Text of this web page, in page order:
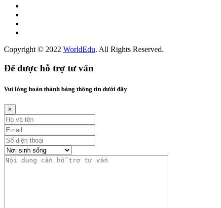
Copyright © 2022 WorldEdu. All Rights Reserved.
Để được hỗ trợ tư vấn
Vui lòng hoàn thành bảng thông tin dưới đây
×